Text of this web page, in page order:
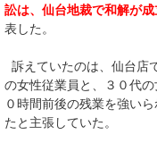
訟は、仙台地裁で和解が成
表した。
訴えていたのは、仙台店
の女性従業員と、３０代
０時間前後の残業を強い
たと主張していた。